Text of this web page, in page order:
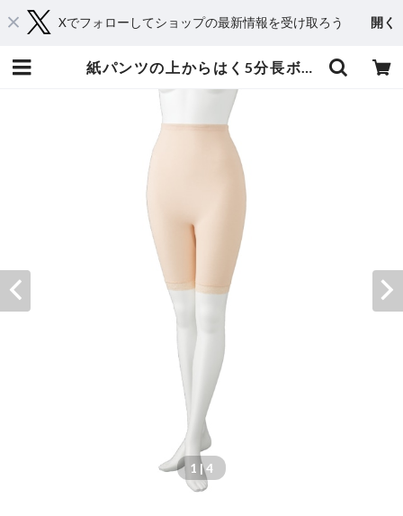
Xでフォローしてショップの最新情報を受け取ろう 開く
紙パンツの上からはく5分長ボトム（Ｍサイズ・Lサイズ） | おしゃれシニアの衣料品店 コタケ
1 | 4